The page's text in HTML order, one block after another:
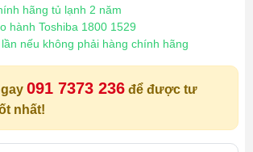
hãng tủ lạnh 2 năm
hành Toshiba 1800 1529
nếu không phải hàng chính hãng
091 7373 236 để được tư
nhất!